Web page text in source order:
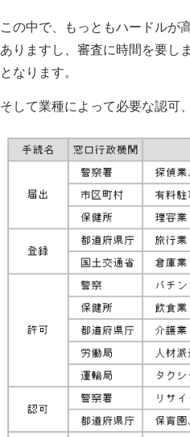
この中で、もっともハードルが
ありますし、審査に時間を要し
となります。
そして業種によって必要な認可